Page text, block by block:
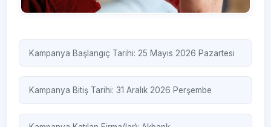
Kampanya Başlangıç Tarihi: 25 Mayıs 2026 Pazartesi
Kampanya Bitiş Tarihi: 31 Aralık 2026 Perşembe